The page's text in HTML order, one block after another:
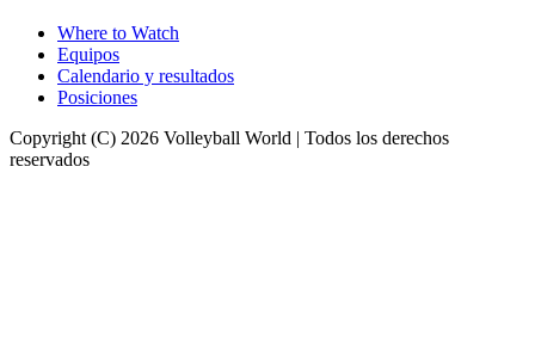
Where to Watch
Equipos
Calendario y resultados
Posiciones
Copyright (C) 2026 Volleyball World | Todos los derechos
reservados